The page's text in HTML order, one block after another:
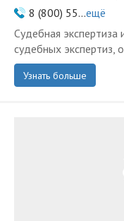
8 (800) 55...ещё
Судебная
судебных экспертиз,
Узнать больше